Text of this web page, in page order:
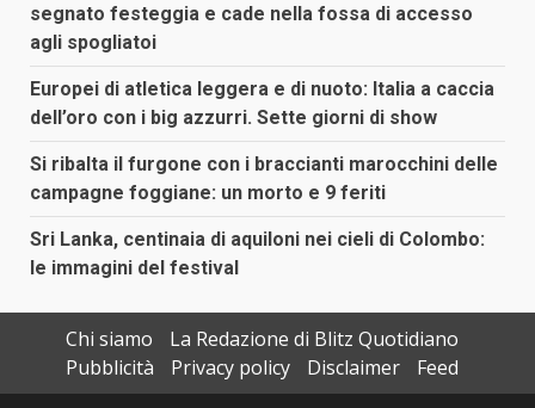
segnato festeggia e cade nella fossa di accesso
agli spogliatoi
Europei di atletica leggera e di nuoto: Italia a caccia
dell’oro con i big azzurri. Sette giorni di show
Si ribalta il furgone con i braccianti marocchini delle
campagne foggiane: un morto e 9 feriti
Sri Lanka, centinaia di aquiloni nei cieli di Colombo:
le immagini del festival
Chi siamo
La Redazione di Blitz Quotidiano
Pubblicità
Privacy policy Disclaimer
Feed